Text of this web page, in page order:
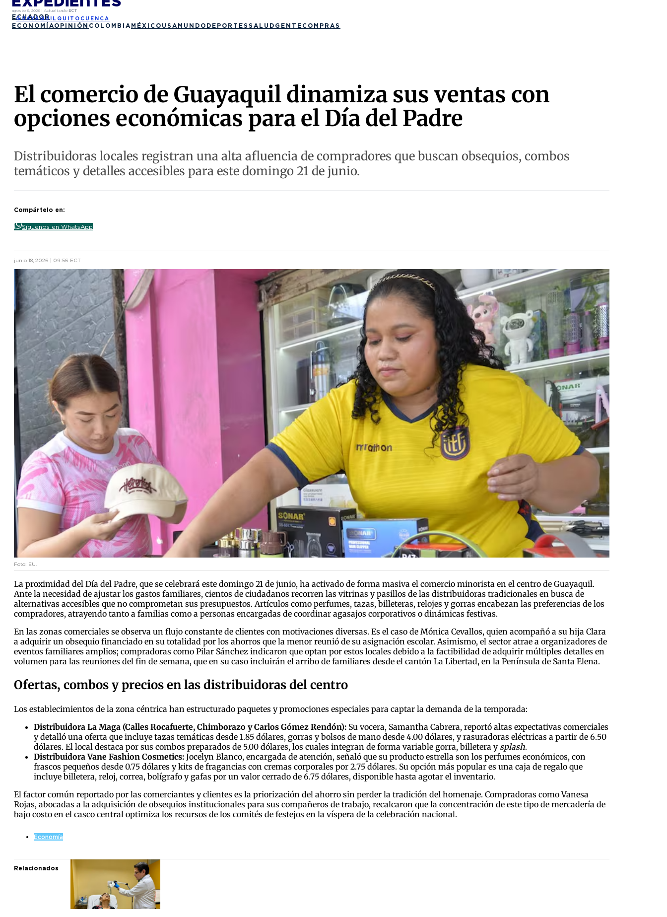
agosto 6, 2026 | Actualizado ECT
ECUADOR
GUAYAQUIL QUITO CUENCA
ECONOMÍAOPINIÓN COLOMBIA MÉXICO USA MUNDO DEPORTES SALUD GENTE COMPRAS
El comercio de Guayaquil dinamiza sus ventas con
opciones económicas para el Día del Padre
Distribuidoras locales registran una alta afluencia de compradores que buscan obsequios, combos
temáticos y detalles accesibles para este domingo 21 de junio.
Compártelo en:
Síguenos en WhatsApp
junio 18, 2026 | 09:56 ECT
Foto: EU.
La proximidad del Día del Padre, que se celebrará este domingo 21 de junio, ha activado de forma masiva el comercio minorista en el centro de Guayaquil.
Ante la necesidad de ajustar los gastos familiares, cientos de ciudadanos recorren las vitrinas y pasillos de las distribuidoras tradicionales en busca de
alternativas accesibles que no comprometan sus presupuestos. Artículos como perfumes, tazas, billeteras, relojes y gorras encabezan las preferencias de los
compradores, atrayendo tanto a familias como a personas encargadas de coordinar agasajos corporativos o dinámicas festivas.
En las zonas comerciales se observa un flujo constante de clientes con motivaciones diversas. Es el caso de Mónica Cevallos, quien acompañó a su hija Clara
a adquirir un obsequio financiado en su totalidad por los ahorros que la menor reunió de su asignación escolar. Asimismo, el sector atrae a organizadores de
eventos familiares amplios; compradoras como Pilar Sánchez indicaron que optan por estos locales debido a la factibilidad de adquirir múltiples detalles en
volumen para las reuniones del fin de semana, que en su caso incluirán el arribo de familiares desde el cantón La Libertad, en la Península de Santa Elena.
Ofertas, combos y precios en las distribuidoras del centro
Los establecimientos de la zona céntrica han estructurado paquetes y promociones especiales para captar la demanda de la temporada:
Distribuidora La Maga (Calles Rocafuerte, Chimborazo y Carlos Gómez Rendón): Su vocera, Samantha Cabrera, reportó altas expectativas comerciales
y detalló una oferta que incluye tazas temáticas desde 1.85 dólares, gorras y bolsos de mano desde 4.00 dólares, y rasuradoras eléctricas a partir de 6.50
dólares. El local destaca por sus combos preparados de 5.00 dólares, los cuales integran de forma variable gorra, billetera y splash.
Distribuidora Vane Fashion Cosmetics: Jocelyn Blanco, encargada de atención, señaló que su producto estrella son los perfumes económicos, con
frascos pequeños desde 0.75 dólares y kits de fragancias con cremas corporales por 2.75 dólares. Su opción más popular es una caja de regalo que
incluye billetera, reloj, correa, bolígrafo y gafas por un valor cerrado de 6.75 dólares, disponible hasta agotar el inventario.
El factor común reportado por las comerciantes y clientes es la priorización del ahorro sin perder la tradición del homenaje. Compradoras como Vanesa
Rojas, abocadas a la adquisición de obsequios institucionales para sus compañeros de trabajo, recalcaron que la concentración de este tipo de mercadería de
bajo costo en el casco central optimiza los recursos de los comités de festejos en la víspera de la celebración nacional.
Economía
Relacionados